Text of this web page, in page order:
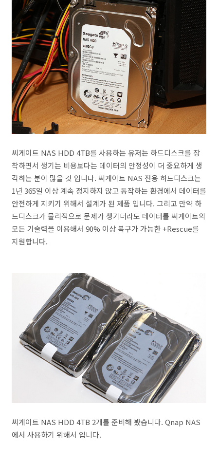
씨게이트 NAS HDD 4TB를 사용하는 유저는 하드디스크를 장
착하면서 생기는 비용보다는 데이터의 안정성이 더 중요하게 생
각하는 분이 많을 것 입니다. 씨게이트 NAS 전용 하드디스크는
1년 365일 이상 계속 정지하지 않고 동작하는 환경에서 데이터를
안전하게 지키기 위해서 설계가 된 제품 입니다. 그리고 만약 하
드디스크가 물리적으로 문제가 생기더라도 데이터를 씨게이트의
모든 기술력을 이용해서 90% 이상 복구가 가능한 +Rescue를
지원합니다.
씨게이트 NAS HDD 4TB 2개를 준비해 봤습니다. Qnap NAS
에서 사용하기 위해서 입니다.